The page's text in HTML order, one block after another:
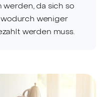
da sich so
weniger
werden muss.